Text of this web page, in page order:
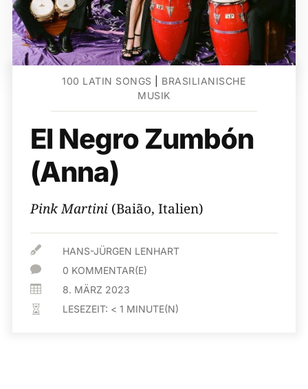
100 LATIN SONGS
BRASILIANISCHE
MUSIK
El Negro Zumbón
(Anna)
Pink Martini (Baião, Italien)
 HANS-JÜRGEN LENHART
 0 KOMMENTAR(E)
 8. MÄRZ 2023
 LESEZEIT: < 1 MINUTE(N)